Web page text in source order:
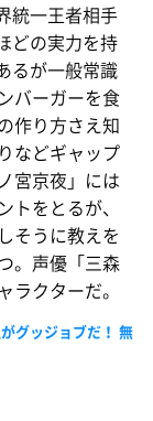
統一王者相手
どの実力を持
るが一般常識
バーガーを食
作り方さえ知
などギャップ
宮京夜」には
トをとるが、
そうに教えを
。声優「三森
クターだ。
グッジョブだ！ 無